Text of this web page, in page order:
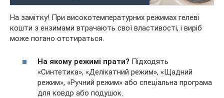
На замітку! При високотемпературних режимах гелеві
кошти з ензимами втрачають свої властивості, і виріб
може погано отстираться.
На якому режимі прати? Підходять
«Синтетика», «Делікатний режим», «Щадний
режим», «Ручний режим» або спеціальна програма
для ковдр або подушок.